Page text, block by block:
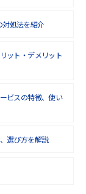
対処法を紹介
ット・デメリット
ビスの特徴、使い
選び方を解説
すく解説